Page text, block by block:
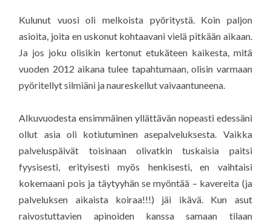
Kulunut vuosi oli melkoista pyöritystä. Koin paljon
asioita, joita en uskonut kohtaavani vielä pitkään aikaan.
Ja jos joku olisikin kertonut etukäteen kaikesta, mitä
vuoden 2012 aikana tulee tapahtumaan, olisin varmaan
pyöritellyt silmiäni ja naureskellut vaivaantuneena.
Alkuvuodesta ensimmäinen yllättävän nopeasti edessäni
ollut asia oli kotiutuminen asepalveluksesta. Vaikka
palveluspäivät toisinaan olivatkin tuskaisia paitsi
fyysisesti, erityisesti myös henkisesti, en vaihtaisi
kokemaani pois ja täytyyhän se myöntää – kavereita (ja
palveluksen aikaista koiraa!!!) jäi ikävä. Kun asut
raivostuttavien apinoiden kanssa samaan tilaan